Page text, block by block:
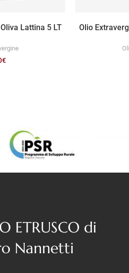
Lattina 5 LT
€
Olio
ETRUSCO di
Nannetti